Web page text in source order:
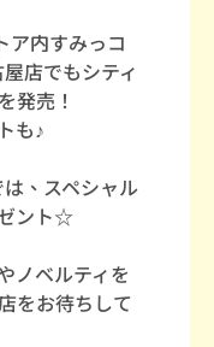
ア内すみっコ
店でもシティ
発売！
も♪
、スペシャル
ント☆
ノベルティを
をお待ちして